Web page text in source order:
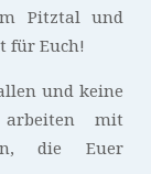
Pitztal und
für Euch!
und keine
mit
die Euer